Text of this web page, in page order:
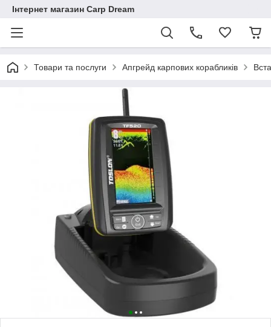
Інтернет магазин Carp Dream
Товари та послуги Апгрейд карпових корабликів